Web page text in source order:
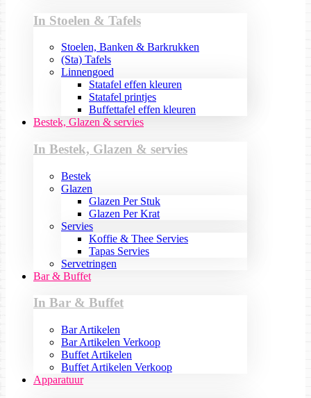
In Stoelen & Tafels
Stoelen, Banken & Barkrukken
(Sta) Tafels
Linnengoed
Statafel effen kleuren
Statafel printjes
Buffettafel effen kleuren
Bestek, Glazen & servies
In Bestek, Glazen & servies
Bestek
Glazen
Glazen Per Stuk
Glazen Per Krat
Servies
Koffie & Thee Servies
Tapas Servies
Servetringen
Bar & Buffet
In Bar & Buffet
Bar Artikelen
Bar Artikelen Verkoop
Buffet Artikelen
Buffet Artikelen Verkoop
Apparatuur